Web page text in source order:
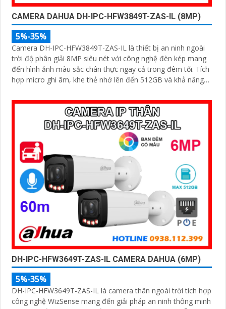
CAMERA DAHUA DH-IPC-HFW3849T-ZAS-IL (8MP)
5%-35%
Camera DH-IPC-HFW3849T-ZAS-IL là thiết bị an ninh ngoài
trời độ phân giải 8MP siêu nét với công nghệ đèn kép mang
đến hình ảnh màu sắc chân thực ngay cả trong đêm tối. Tích
hợp micro ghi âm, khe thẻ nhớ lên đến 512GB và khả năng
xe, nâng cao hiệu quả giám sát với thiết kế chuẩn IP67 chống
bụi nước và hỗ trợ PoE giá rẻ
DH-IPC-HFW3649T-ZAS-IL CAMERA DAHUA (6MP)
5%-35%
DH-IPC-HFW3649T-ZAS-IL là camera thân ngoài trời tích hợp
công nghệ WizSense mang đến giải pháp an ninh thông minh